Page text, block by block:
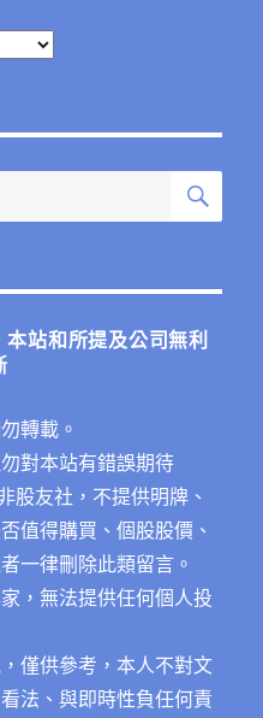
搜
站和所提及公司無利
轉載。
對本站有錯誤期待
股友社，不提供明牌、
值得購買、個股股價、
一律刪除此類留言。
，無法提供任何個人投
僅供參考，本人不對文
法、與即時性負任何責